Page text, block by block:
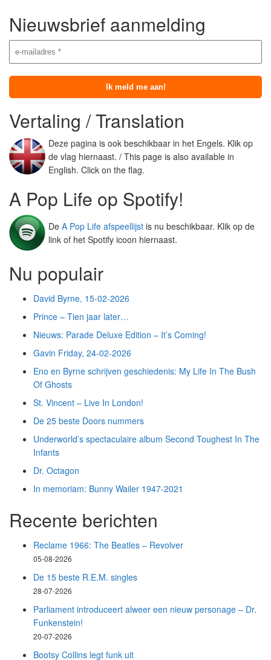
Nieuwsbrief aanmelding
Vertaling / Translation
Deze pagina is ook beschikbaar in het Engels. Klik op
de vlag hiernaast. / This page is also available in
English. Click on the flag.
A Pop Life op Spotify!
De A Pop Life afspeellijst is nu beschikbaar. Klik op de
link of het Spotify icoon hiernaast.
Nu populair
David Byrne, 15-02-2026
Prince – Tien jaar later…
Nieuws: Parade Deluxe Edition – It’s Coming!
Gavin Friday, 24-02-2026
Eno en Byrne schrijven geschiedenis: My Life In The Bush
Of Ghosts
St. Vincent – Live In London!
De 25 beste Doors nummers
Underworld’s spectaculaire album Second Toughest In The
Infants
Dr. Octagon
In memoriam: Bunny Wailer 1947-2021
Recente berichten
Reclame 1966: The Beatles – Revolver
05-08-2026
De 15 beste R.E.M. singles
28-07-2026
Parliament introduceert alweer een nieuw personage – Dr.
Funkenstein!
20-07-2026
Bootsy Collins legt funk uit